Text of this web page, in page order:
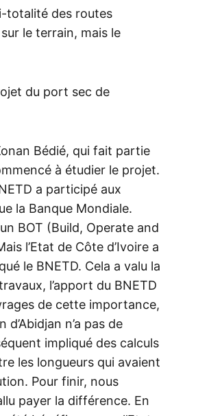
totalité des routes
le terrain, mais le
du port sec de
Bédié, qui fait partie
à étudier le projet.
a participé aux
la Banque Mondiale.
BOT (Build, Operate and
l’Etat de Côte d’Ivoire a
le BNETD. Cela a valu la
l’apport du BNETD
de cette importance,
n’a pas de
impliqué des calculs
les longueurs qui avaient
Pour finir, nous
payer la différence. En